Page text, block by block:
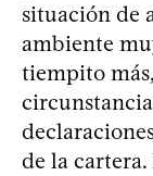
situación de
ambiente
tiempito
de la cartera.